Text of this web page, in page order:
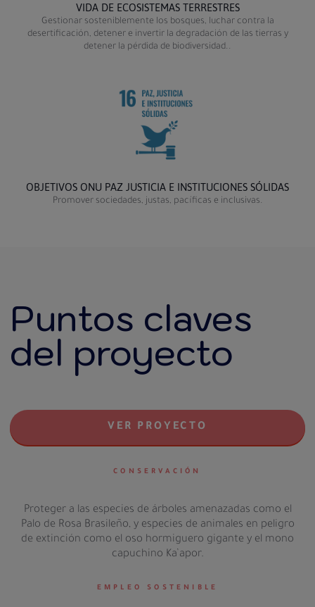
VIDA DE ECOSISTEMAS TERRESTRES
Gestionar sosteniblemente los bosques, luchar contra la
desertificación, detener e invertir la degradación de las tierras y
detener la pérdida de biodiversidad..
OBJETIVOS ONU PAZ JUSTICIA E INSTITUCIONES SÓLIDAS
Promover sociedades, justas, pacíficas e inclusivas.
Puntos claves
del proyecto
VER PROYECTO
CONSERVACIÓN
Proteger a las especies de árboles amenazadas como el
Palo de Rosa Brasileño, y especies de animales en peligro
de extinción como el oso hormiguero gigante y el mono
capuchino Ka’apor.
EMPLEO SOSTENIBLE